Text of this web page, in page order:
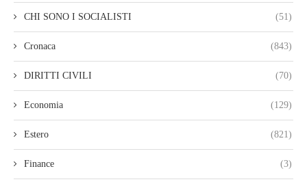
CHI SONO I SOCIALISTI (51)
Cronaca (843)
DIRITTI CIVILI (70)
Economia (129)
Estero (821)
Finance (3)